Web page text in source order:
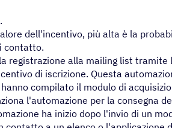
dell'incentivo, più alta è la
contatto.
registrazione alla mailing list
di iscrizione. Questa
compilato il modulo di
l'automazione per la consegna
ha inizio dopo l'invio di un